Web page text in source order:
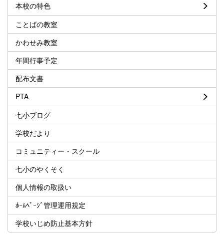
本校の特色
ことばの教室
かわせみ教室
年間行事予定
配布文書
PTA
七小ブログ
学校だより
コミュニティー・スクール
七小のやくそく
個人情報の取扱い
ﾎｰﾑﾍﾟｰｼﾞ管理運用規定
学校いじめ防止基本方針